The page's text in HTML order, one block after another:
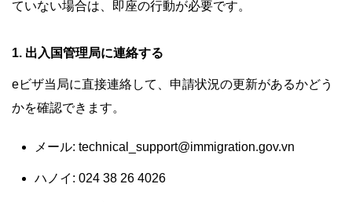
ていない場合は、即座の行動が必要です。
1. 出入国管理局に連絡する
eビザ当局に直接連絡して、申請状況の更新があるかどう
かを確認できます。
メール: technical_support@immigration.gov.vn
ハノイ: 024 38 26 4026